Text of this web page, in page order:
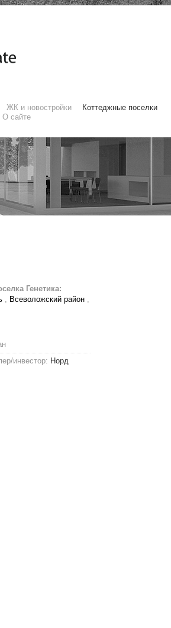
ЖК и новостройки
Коттеджные поселки
О сайте
Генетика:
, Всеволожский район ,
инвестор: Норд